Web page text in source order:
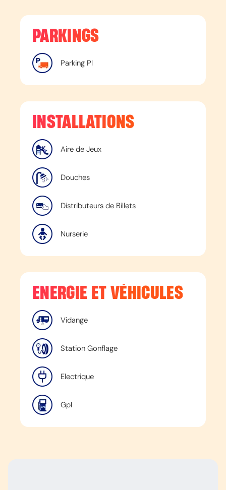
PARKINGS
Parking Pl
INSTALLATIONS
Aire de Jeux
Douches
Distributeurs de Billets
Nurserie
ENERGIE ET VÉHICULES
Vidange
Station Gonflage
Electrique
Gpl